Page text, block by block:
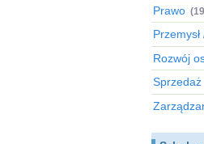
Prawo
Rozwój
Sprzedaż